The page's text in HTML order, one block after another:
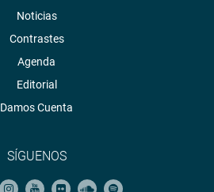
Noticias
Contrastes
Agenda
Editorial
Damos Cuenta
SÍGUENOS